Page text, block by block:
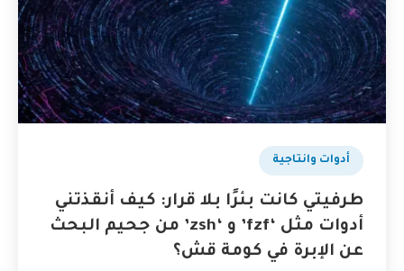
أدوات وانتاجية
طرفيتي كانت بئرًا بلا قرار: كيف أنقذتني
أدوات مثل ‘fzf’ و ‘zsh’ من جحيم البحث
عن الإبرة في كومة قش؟